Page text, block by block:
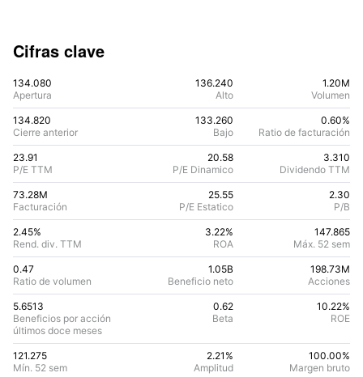
Cifras clave
134.080
Apertura
136.240
Alto
1.20M
Volumen
23.91
P/E TTM
20.58
P/E Dinamico
3.310
Dividendo TTM
0.60%
Ratio de facturación
134.820
Cierre anterior
133.260
Bajo
73.28M
Facturación
25.55
P/E Estatico
2.30
P/B
2.45%
Rend. div. TTM
3.22%
ROA
147.865
Máx. 52 sem
0.47
Ratio de volumen
1.05B
Beneficio neto
198.73M
Acciones
5.6513
Beneficios por acción
últimos doce meses
0.62
Beta
10.22%
ROE
121.275
Mín. 52 sem
2.21%
Amplitud
100.00%
Margen bruto